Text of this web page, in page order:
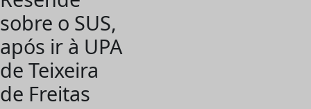
sobre o SUS,
após ir à UPA
de Teixeira
de Freitas